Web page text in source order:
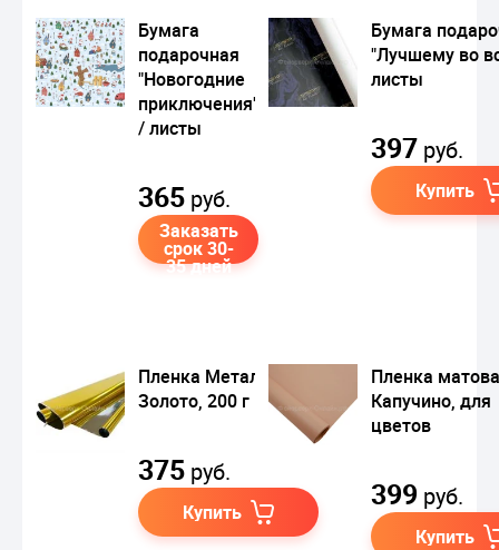
Бумага
подарочная
"Новогодние
приключения"
/ листы
365 руб.
Заказать
срок 30-
35 дней
Бумага
"Лучшему во
листы
397 руб.
Купить
Пленка Металл
Золото, 200 г
375 руб.
Купить
Пленка
Капучино, для
цветов
399 руб.
Купить